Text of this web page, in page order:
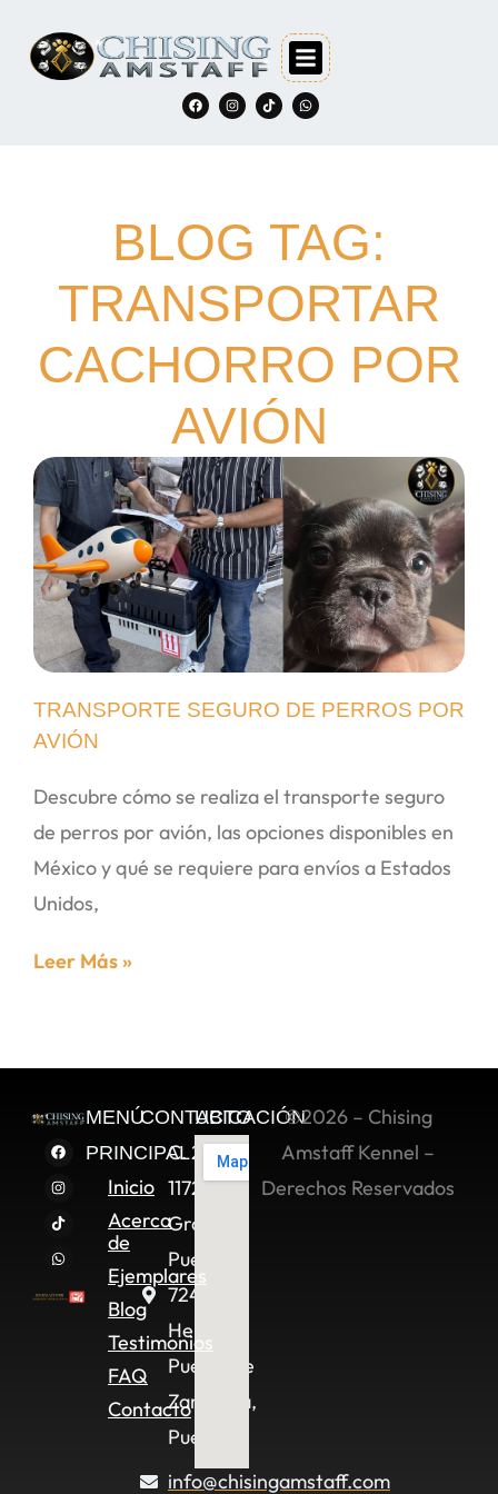
BLOG TAG:
TRANSPORTAR
CACHORRO POR
AVIÓN
TRANSPORTE SEGURO DE PERROS POR
AVIÓN
Descubre cómo se realiza el transporte seguro
de perros por avión, las opciones disponibles en
México y qué se requiere para envíos a Estados
Unidos,
Leer Más »
MENÚ
PRINCIPAL
Inicio
Acerca
de
Ejemplares
Blog
Testimonios
FAQ
Contacto
CONTACTO
C. 2 Sur
11722,
Granjas
Puebla,
72490
Heroica
Puebla de
Zaragoza,
Pue.
info@chisingamstaff.com
UBICACIÓN©2026 – Chising
Amstaff Kennel –
Derechos Reservados